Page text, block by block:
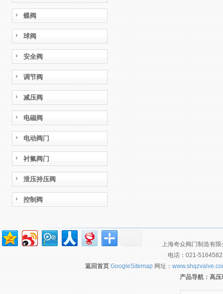
蝶阀
球阀
安全阀
调节阀
减压阀
电磁阀
电动阀门
衬氟阀门
泄压持压阀
控制阀
上海奇众阀门制造有
电话：021-
返回首页 GoogleSitemap 网址：
产品导航： 高压